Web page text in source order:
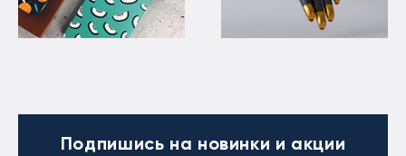
Подпишись на новинки и акции